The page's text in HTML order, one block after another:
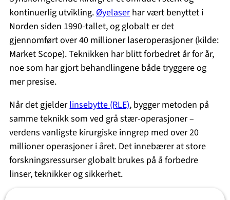
kontinuerlig utvikling. Øyelaserhar vært benyttet i
Norden siden 1990-tallet, og globalt er det
gjennomført over 40 millioner laseroperasjoner (kilde:
Market Scope). Teknikken har blitt forbedret år for år,
noe som har gjort behandlingene både tryggere og
mer presise.
Når det gjelderlinsebytte (RLE), bygger metoden på
samme teknikk som ved grå stær-operasjoner –
verdens vanligste kirurgiske inngrep med over 20
millioner operasjoner i året. Det innebærer at store
forskningsressurser globalt brukes på å forbedre
linser, teknikker og sikkerhet.